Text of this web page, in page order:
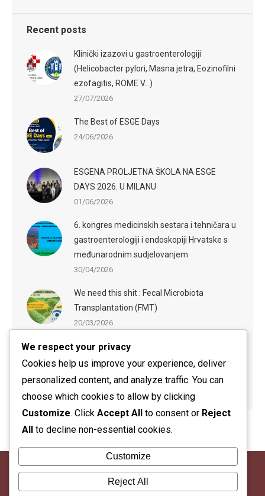
Recent posts
Klinički izazovi u gastroenterologiji
(Helicobacter pylori, Masna jetra, Eozinofilni
ezofagitis, ROME V…)
27/07/2026
The Best of ESGE Days
24/06/2026
ESGENA PROLJETNA ŠKOLA NA ESGE
DAYS 2026. U MILANU
01/06/2026
6. kongres medicinskih sestara i tehničara u
gastroenterologiji i endoskopiji Hrvatske s
međunarodnim sudjelovanjem
30/04/2026
We need this shit : Fecal Microbiota
Transplantation (FMT)
20/03/2026
ESGE-ESGENA Webinar: Sedation in
Endoscopy: Evidence-Based Practices and
Practical Guidance
20/03/2026
We respect your privacy
Cookies help us improve your experience, deliver
personalized content, and analyze traffic. You can
choose which cookies to allow by clicking
Customize. Click Accept All to consent or Reject
All to decline non-essential cookies.
Customize
Reject All